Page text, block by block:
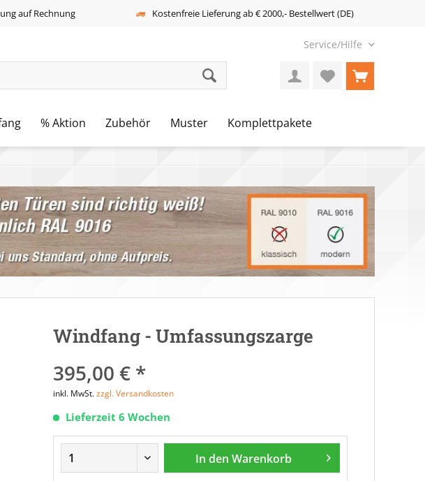
auf Rechnung Kostenfreie Lieferung ab € 2000,- Bestellwert (DE)
Service/Hilfe
% Aktion Zubehör Muster Komplettpakete
Windfang - Umfassungszarge
395,00 € *
inkl. MwSt.zzgl. Versandkosten
Lieferzeit 6 Wochen
In den Warenkorb